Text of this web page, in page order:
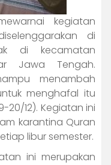
kegiatan
di
di kecamatan
Jawa Tengah.
menambah
menghafal itu
20/12). Kegiatan ini
karantina Quran
libur semester.
ini merupakan